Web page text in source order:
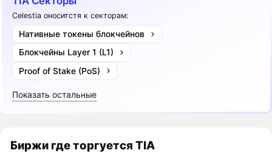
Celestia оноситстя к секторам:
Нативные токены блокчейнов
Блокчейны Layer 1 (L1)
Proof of Stake (PoS)
Показать остальные
Биржи где торгуется TIA